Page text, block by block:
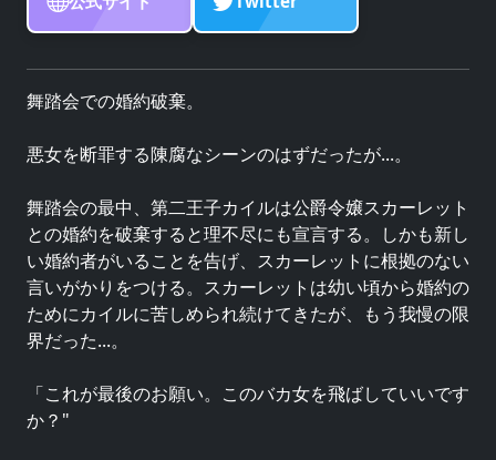
舞踏会での婚約破棄。
悪女を断罪する陳腐なシーンのはずだったが...。
舞踏会の最中、第二王子カイルは公爵令嬢スカーレット
との婚約を破棄すると理不尽にも宣言する。しかも新し
い婚約者がいることを告げ、スカーレットに根拠のない
言いがかりをつける。スカーレットは幼い頃から婚約の
ためにカイルに苦しめられ続けてきたが、もう我慢の限
界だった...。
「これが最後のお願い。このバカ女を飛ばしていいです
か？"